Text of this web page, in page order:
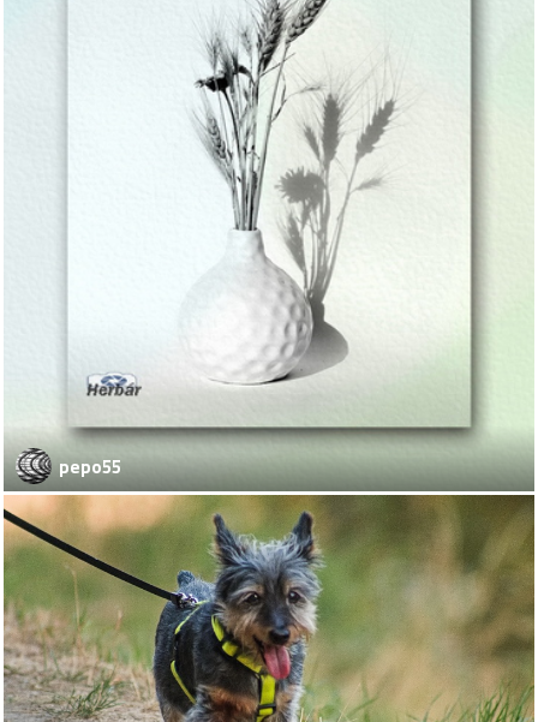
pepo55